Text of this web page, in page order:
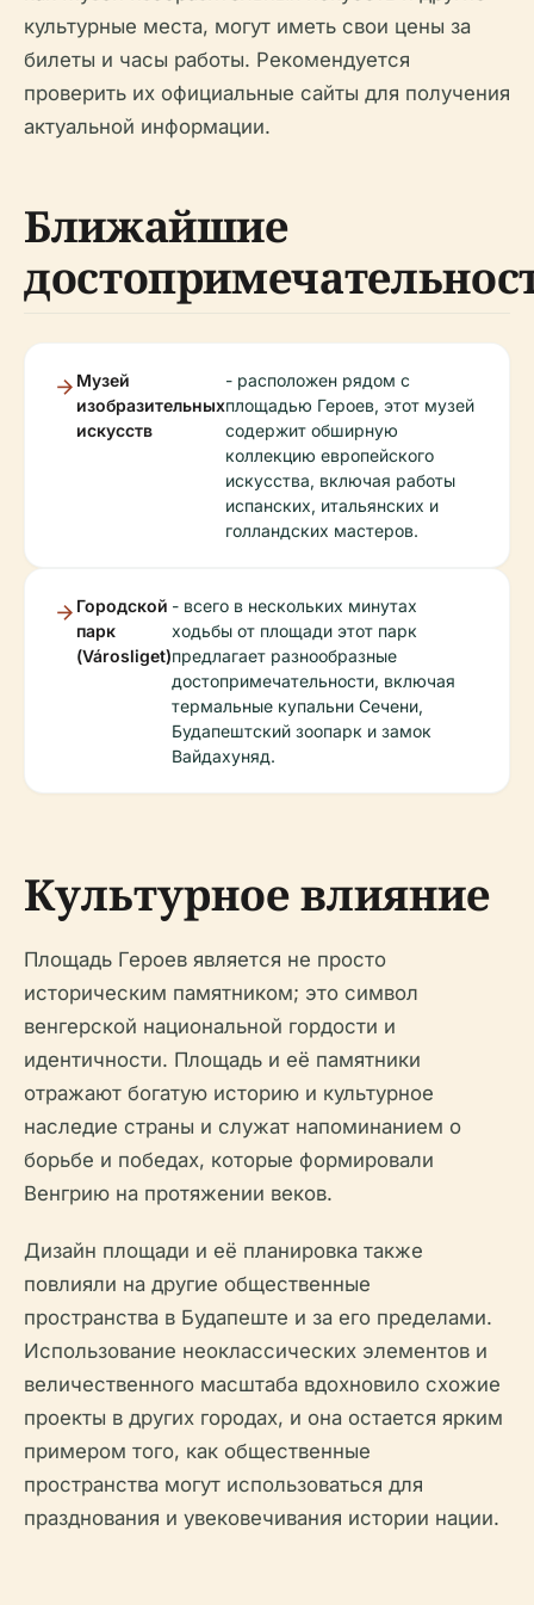
культурные места, могут иметь свои цены за
билеты и часы работы. Рекомендуется
проверить их официальные сайты для получения
актуальной информации.
Ближайшие
Музей
изобразительных
искусств
- расположен рядом с
площадью Героев, этот музей
содержит обширную
коллекцию европейского
искусства, включая работы
испанских, итальянских и
голландских мастеров.
Городской
парк
(Városliget)
- всего в нескольких минутах
ходьбы от площади этот парк
предлагает разнообразные
достопримечательности, включая
термальные купальни Сечени,
Будапештский зоопарк и замок
Вайдахуняд.
Культурное влияние
Площадь Героев является не просто
историческим памятником; это символ
венгерской национальной гордости и
идентичности. Площадь и её памятники
отражают богатую историю и культурное
наследие страны и служат напоминанием о
борьбе и победах, которые формировали
Венгрию на протяжении веков.
Дизайн площади и её планировка также
повлияли на другие общественные
пространства в Будапеште и за его пределами.
Использование неоклассических элементов и
величественного масштаба вдохновило схожие
проекты в других городах, и она остается ярким
примером того, как общественные
пространства могут использоваться для
празднования и увековечивания истории нации.